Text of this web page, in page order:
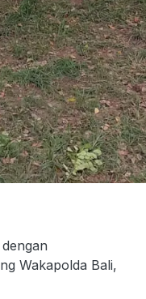
Wakapolda Bali,